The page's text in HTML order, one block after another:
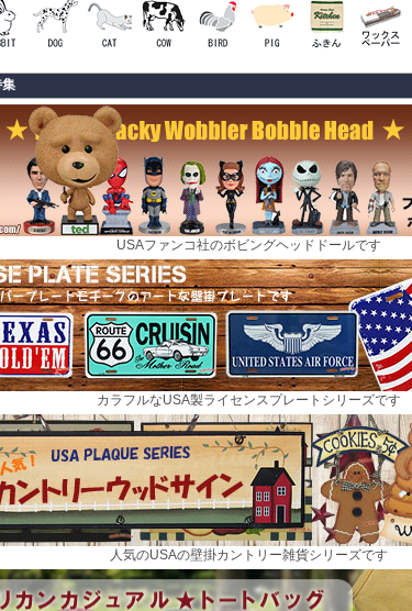
USAファンコ社のボビングヘッドドールです
カラフルなUSA製ライセンスプレートシリーズです
人気のUSAの壁掛カントリー雑貨シリーズです